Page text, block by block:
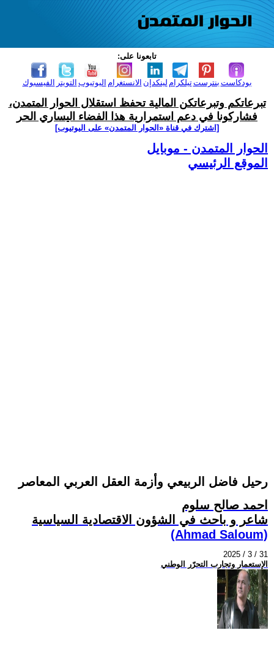
تابعونا على:
الفيسبوك التويتر اليوتيوب الانستغرام لينكدإن تيلكرامبنترست بودكاست
تبرعاتكم وتبرعاتكن المالية تحفظ استقلال الحوار المتمدن،
فشاركونا في دعم استمرارية هذا الفضاء اليساري الحر
[اشترك في قناة ‫«الحوار المتمدن» على اليوتيوب]
الحوار المتمدن - موبايل
الموقع الرئيسي
رحيل فاضل الربيعي وأزمة العقل العربي المعاصر
احمد صالح سلوم
شاعر و باحث في الشؤون الاقتصادية السياسية
(Ahmad Saloum)
2025 / 3 / 31
الإستعمار وتجارب التحرّر الوطني